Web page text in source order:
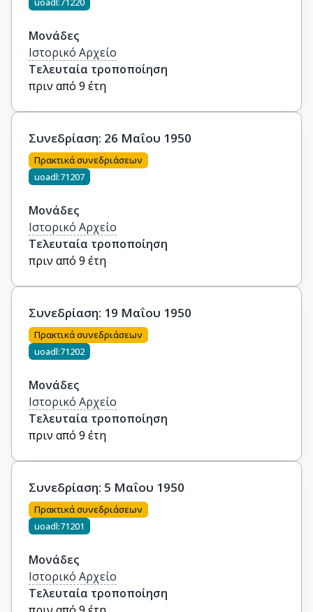
Μονάδες
Ιστορικό Αρχείο
Τελευταία τροποποίηση
πριν από 9 έτη
Συνεδρίαση: 26 Μαΐου 1950
Πρακτικά συνεδριάσεων
uoadl:71207
Μονάδες
Ιστορικό Αρχείο
Τελευταία τροποποίηση
πριν από 9 έτη
Συνεδρίαση: 19 Μαΐου 1950
Πρακτικά συνεδριάσεων
uoadl:71202
Μονάδες
Ιστορικό Αρχείο
Τελευταία τροποποίηση
πριν από 9 έτη
Συνεδρίαση: 5 Μαΐου 1950
Πρακτικά συνεδριάσεων
uoadl:71201
Μονάδες
Ιστορικό Αρχείο
Τελευταία τροποποίηση